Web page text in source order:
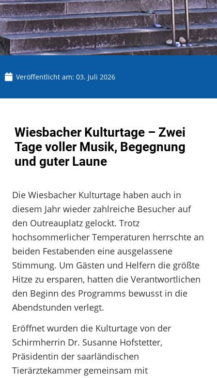
Veröffentlicht am: 03. Juli 2026
Wiesbacher Kulturtage – Zwei
Tage voller Musik, Begegnung
und guter Laune
Die Wiesbacher Kulturtage haben auch in
diesem Jahr wieder zahlreiche Besucher auf
den Outreauplatz gelockt. Trotz
hochsommerlicher Temperaturen herrschte an
beiden Festabenden eine ausgelassene
Stimmung. Um Gästen und Helfern die größte
Hitze zu ersparen, hatten die Verantwortlichen
den Beginn des Programms bewusst in die
Abendstunden verlegt.
Eröffnet wurden die Kulturtage von der
Schirmherrin Dr. Susanne Hofstetter,
Präsidentin der saarländischen
Tierärztekammer gemeinsam mit